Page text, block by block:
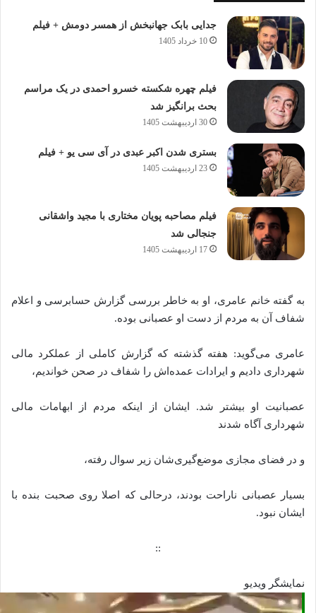
جدایی بابک جهانبخش از همسر دومش + فیلم
10 خرداد 1405
فیلم چهره شکسته خسرو احمدی در یک مراسم
بحث برانگیز شد
30 اردیبهشت 1405
بستری شدن اکبر عبدی در آی سی یو + فیلم
23 اردیبهشت 1405
فیلم مصاحبه پویان مختاری با مجید واشقانی
جنجالی شد
17 اردیبهشت 1405
به گفته خانم عامری، او به خاطر بررسی گزارش حسابرسی و اعلام
شفاف آن به مردم از دست او عصبانی بوده.
عامری می‌گوید:‌ هفته گذشته که گزارش کاملی از عملکرد مالی
شهرداری دادیم و ایرادات عمده‌اش را شفاف در صحن خواندیم،
عصبانیت او بیشتر شد. ایشان از اینکه مردم از ابهامات مالی
شهرداری آگاه شدند
و در فضای مجازی موضع‌گیری‌شان زیر سوال رفته،
بسیار عصبانی ناراحت بودند،‌ درحالی که اصلا روی صحبت بنده با
ایشان نبود.
::
نمایشگر ویدیو